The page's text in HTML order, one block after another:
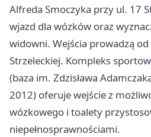
Alfreda Smoczyka przy ul. 17
wjazd dla wózków oraz
widowni. Wejścia prowadzą od
Strzeleckiej. Kompleks
(baza im. Zdzisława
2012) oferuje wejście z
wózkowego i toalety
niepełnosprawnościami.